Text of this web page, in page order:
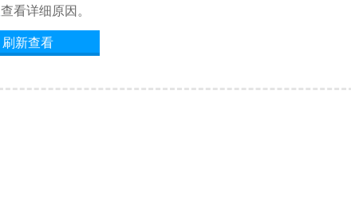
查看详细原因。
刷新查看